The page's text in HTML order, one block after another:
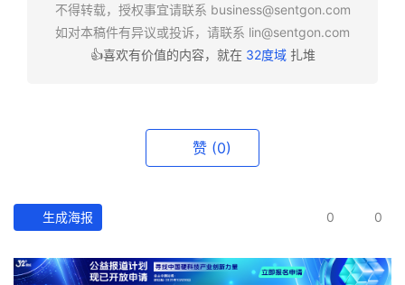
不得转载，授权事宜请联系 business@sentgon.com
如对本稿件有异议或投诉，请联系 lin@sentgon.com
👍喜欢有价值的内容，就在 32度域扎堆
赞 (0)
生成海报 0 0